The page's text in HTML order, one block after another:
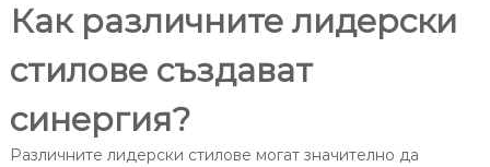
Как различните лидерски
стилове създават
синергия?
Различните лидерски стилове могат значително да